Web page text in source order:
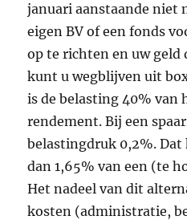
januari aanstaande niet
eigen BV of een fonds
op te richten en uw geld
kunt u wegblijven uit
is de belasting 40% van
rendement. Bij een
belastingdruk 0,2%.
dan 1,65% van een (te
Het nadeel van dit
kosten (administratie,